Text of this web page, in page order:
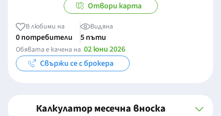
Отвори карта
В любими на
0 потребители
Видяна
5 пъти
Обявата е качена на 02 юни 2026
Свържи се с брокера
Калкулатор месечна вноска